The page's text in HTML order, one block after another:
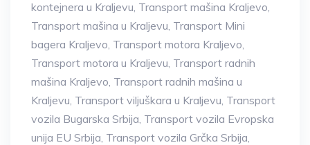
kontejnera u Kraljevu Transport mašina Kraljevo
Transport mašina u Kraljevu Transport Mini
bagera Kraljevo Transport motora Kraljevo
Transport motora u Kraljevu Transport radnih
mašina Kraljevo Transport radnih mašina u
Kraljevu Transport viljuškara u Kraljevu Transport
vozila Bugarska Srbija Transport vozila Evropska
unija EU Srbija Transport vozila Grčka Srbija